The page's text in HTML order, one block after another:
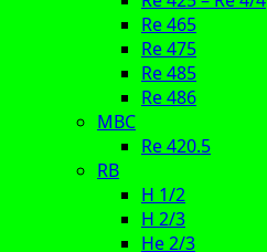
Re 465
Re 475
Re 485
Re 486
MBC
Re 420.5
RB
H 1/2
H 2/3
He 2/3